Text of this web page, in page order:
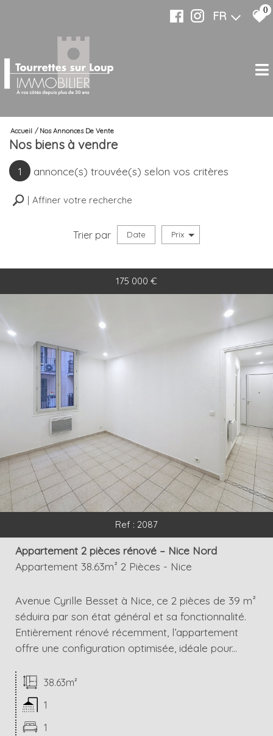
FR 0
Accueil Nos Annonces De Vente
Nos biens à vendre
1 annonce(s) trouvée(s) selon vos critères
Affiner votre recherche
Critères supplémentaires
Piscine Parking
Rechercher
+
Trier par Date Prix
175 000 €
Ref : 2087
Appartement 2 pièces rénové – Nice Nord
Appartement 38.63m² 2 Pièces - Nice
Avenue Cyrille Besset à Nice, ce 2 pièces de 39 m²
séduira par son état général et sa fonctionnalité.
Entièrement rénové récemment, l’appartement
offre une configuration optimisée, idéale pour...
38.63m²
1
1